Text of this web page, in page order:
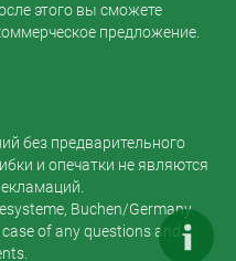
этого вы сможете
предложение.
без предварительного
и опечатки не являются
Buchen/Germany.
case of any questions and